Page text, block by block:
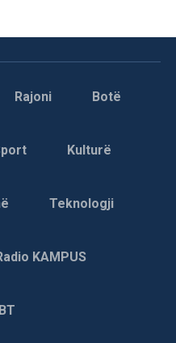
Rajoni Botë
Kulturë
Teknologji
KAMPUS